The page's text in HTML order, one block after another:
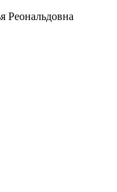
Реональдовна